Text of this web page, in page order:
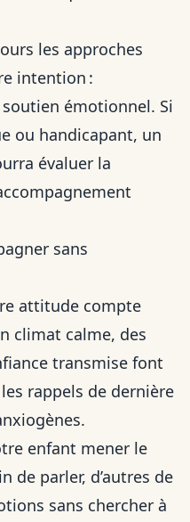
les approches
intention :
émotionnel. Si
ou handicapant, un
évaluer la
sans
attitude compte
climat calme, des
transmise font
rappels de dernière
enfant mener le
de parler, d’autres de
sans chercher à